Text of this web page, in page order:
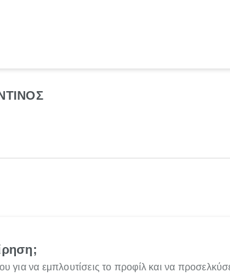
για να εμπλουτίσεις το προφίλ και να